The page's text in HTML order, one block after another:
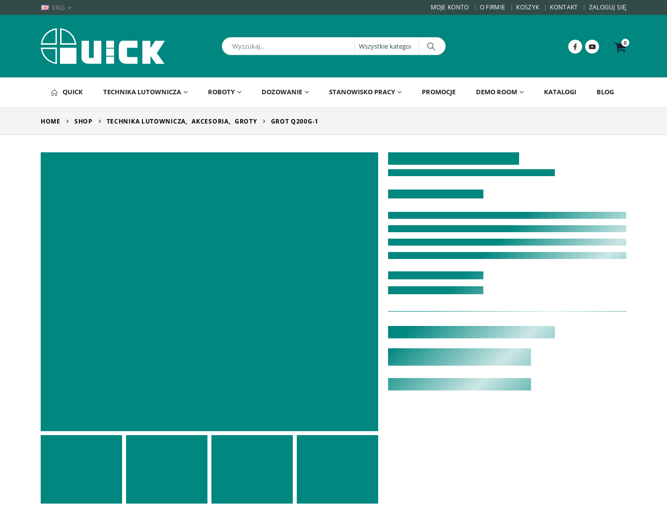
ENG MOJE KONTO O FIRMIE KOSZYK KONTAKT ZALOGUJ SIĘ
0
QUICK TECHNIKA LUTOWNICZA ROBOTY DOZOWANIE STANOWISKO PRACY PROMOCJE DEMO ROOM KATALOGI BLOG
HOME SHOP TECHNIKA LUTOWNICZA, AKCESORIA, GROTY GROT Q200G-1